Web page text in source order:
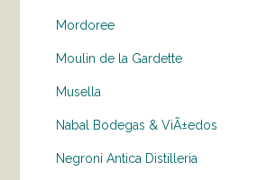
Mordoree
Moulin de la Gardette
Musella
Nabal Bodegas & ViÃ±edos
Negroni Antica Distilleria